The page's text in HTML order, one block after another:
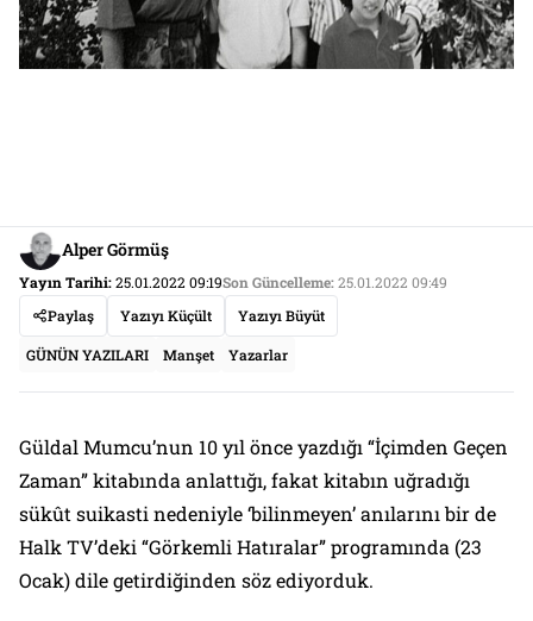
Alper Görmüş
Yayın Tarihi:25.01.2022 09:19Son Güncelleme:25.01.2022 09:49
Paylaş
Yazıyı Küçült Yazıyı Büyüt
GÜNÜN YAZILARI Manşet Yazarlar
Güldal Mumcu’nun 10 yıl önce yazdığı “İçimden Geçen
Zaman” kitabında anlattığı, fakat kitabın uğradığı
sükût suikasti nedeniyle ‘bilinmeyen’ anılarını bir de
Halk TV’deki “Görkemli Hatıralar” programında (23
Ocak) dile getirdiğinden söz ediyorduk.